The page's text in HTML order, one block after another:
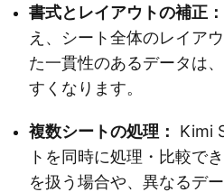
書式とレイアウトの補正：
え、シート全体のレイア
た一貫性のあるデータは
すくなります。
複数シートの処理：
Kimi
トを同時に処理・比較で
を扱う場合や、異なるデ